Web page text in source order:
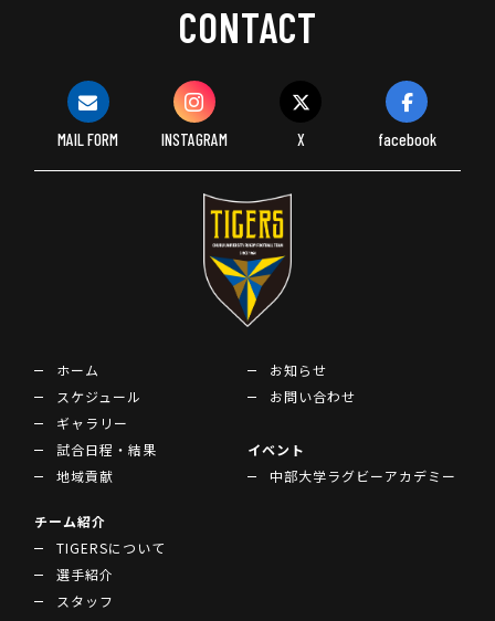
CONTACT
MAIL FORM INSTAGRAM X facebook
ホーム
スケジュール
ギャラリー
試合日程・結果
地域貢献
お知らせ
お問い合わせ
イベント
中部大学ラグビーアカデミー
チーム紹介
TIGERSについて
選手紹介
スタッフ